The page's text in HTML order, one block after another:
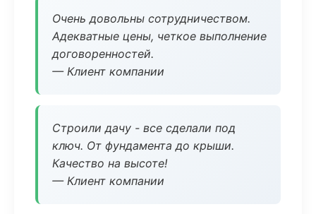
Очень довольны сотрудничеством.
Адекватные цены, четкое выполнение
договоренностей.
— Клиент компании
Строили дачу - все сделали под
ключ. От фундамента до крыши.
Качество на высоте!
— Клиент компании